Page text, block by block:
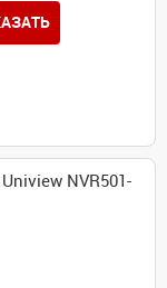
NVR501-